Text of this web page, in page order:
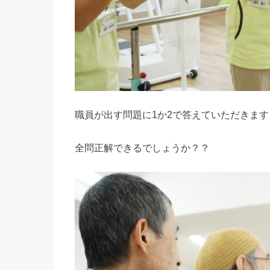
職員が出す問題に1か2で答えていただきま
全問正解できるでしょうか？？